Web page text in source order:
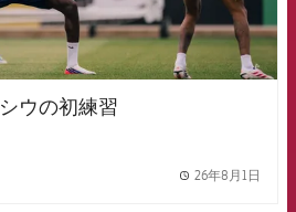
ウの初練習
26年8月1日